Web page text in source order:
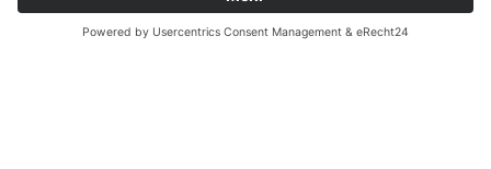
Garantiefall